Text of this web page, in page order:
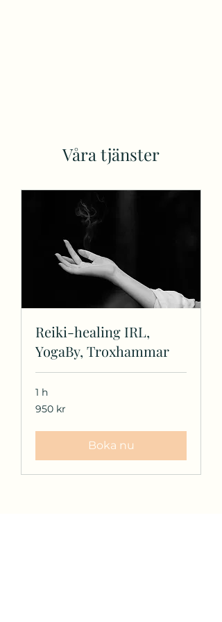
Våra tjänster
Reiki-healing IRL,
YogaBy, Troxhammar
1 h
950
svenska
950 kr
Boka nu